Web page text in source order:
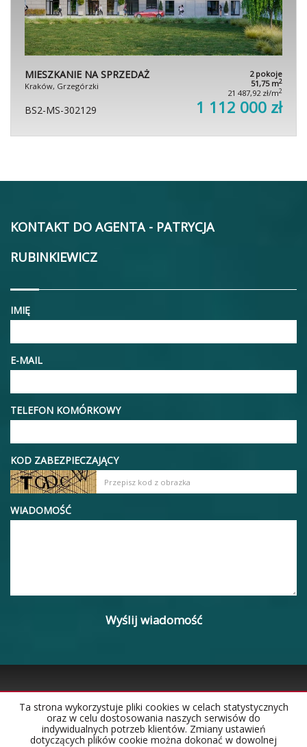
MIESZKANIE NA SPRZEDAŻ
Kraków, Grzegórzki
2 pokoje
51,75 m2
21 487,92 zł/m2
BS2-MS-302129 1 112 000 zł
KONTAKT DO AGENTA - PATRYCJA
RUBINKIEWICZ
IMIĘ
E-MAIL
TELEFON KOMÓRKOWY
KOD ZABEZPIECZAJĄCY
WIADOMOŚĆ
Strona główna Notatnik Kontakt
Ta strona wykorzystuje pliki cookies w celach statystycznych
oraz w celu dostosowania naszych serwisów do
indywidualnych potrzeb klientów. Zmiany ustawień
dotyczących plików cookie można dokonać w dowolnej